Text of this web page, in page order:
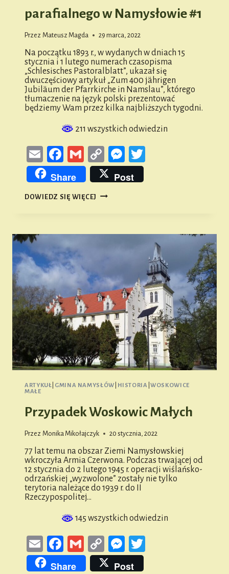
parafialnego w Namysłowie #1
Przez Mateusz Magda 29 marca, 2022
Na początku 1893 r., w wydanych w dniach 15
stycznia i 1 lutego numerach czasopisma
„Schlesisches Pastoralblatt”, ukazał się
dwuczęściowy artykuł „Zum 400 jährigen
Jubiläum der Pfarrkirche in Namslau”, którego
tłumaczenie na język polski prezentować
będziemy Wam przez kilka najbliższych tygodni.
211 wszystkich odwiedzin
EmailFacebook
GmailCopy
Link
Messenger
Share Post
DOWIEDZ SIĘ WIĘCEJ NA
ARTYKUŁ GMINA NAMYSŁÓW HISTORIA |WOSKOWICE
MAŁE
Przypadek Woskowic Małych
Przez Monika Mikołajczyk 20 stycznia, 2022
77 lat temu na obszar Ziemi Namysłowskiej
wkroczyła Armia Czerwona. Podczas trwającej od
12 stycznia do 2 lutego 1945 r. operacji wiślańsko-
odrzańskiej „wyzwolone” zostały nie tylko
terytoria należące do 1939 r. do II
Rzeczypospolitej…
145 wszystkich odwiedzin
EmailFacebook
GmailCopy
Link
Messenger
Share Post